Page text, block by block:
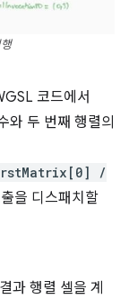
코드에서
와 두 번째 행렬의
/
을 디스패치할
과 행렬 셀을 계